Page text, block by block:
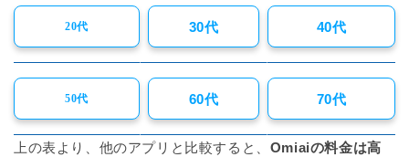
20代 30代 40代
50代 60代 70代
上の表より、他のアプリと比較すると、 Omiaiの料金は高